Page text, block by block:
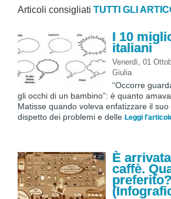
Articoli consigliati TUTTI GLI
I 10
italiani
Venerdì, 01
Giulia
“Occorre
gli occhi di un bambino”: è quanto
Matisse quando voleva enfatizzare il
dispetto dei problemi e delle Leggi
È
caffè.
preferito?